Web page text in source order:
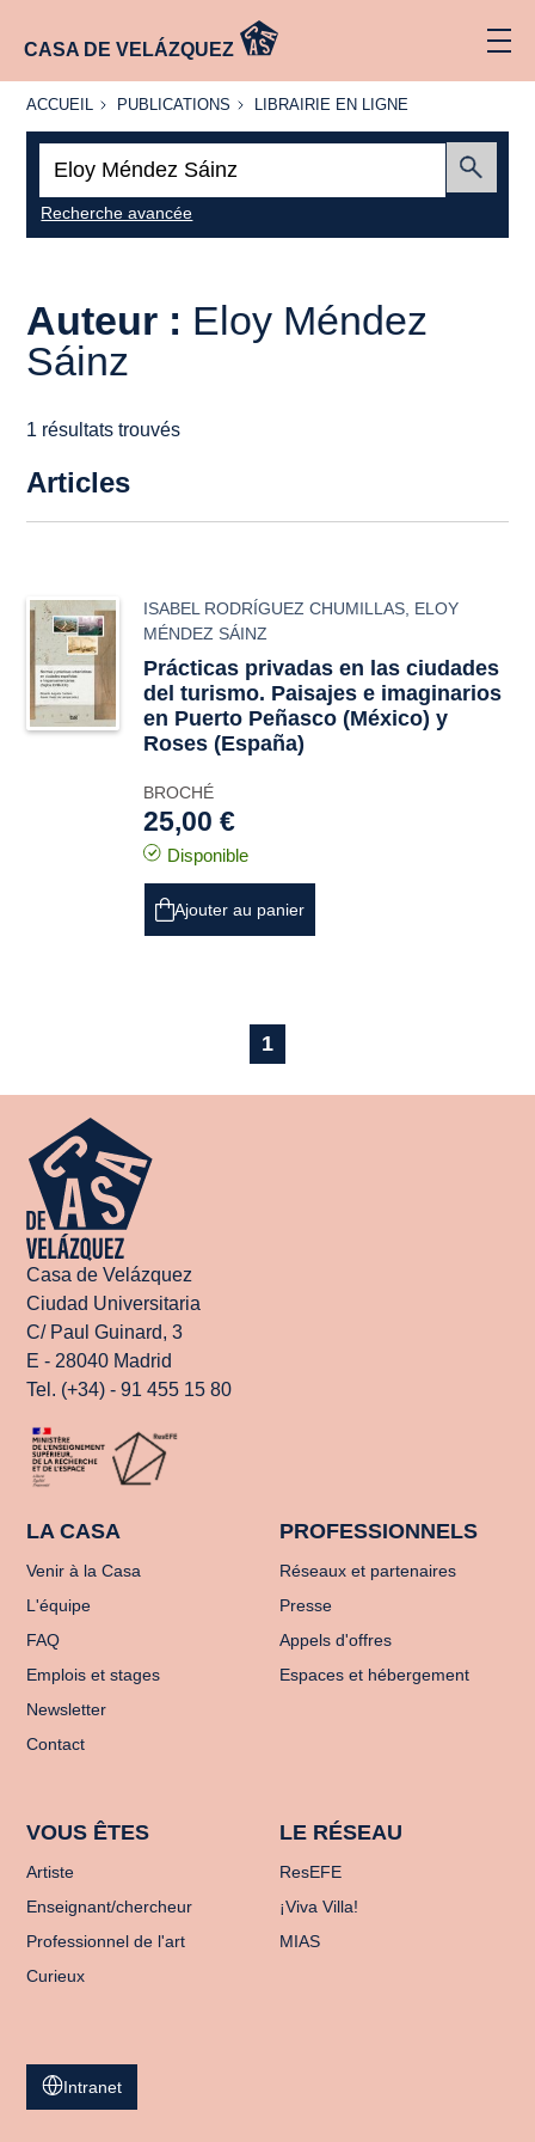
CASA DE VELÁZQUEZ
ACCUEIL
ACCUEIL PUBLICATIONS
PUBLICATIONS
LIBRAIRIE
LIBRAIRIE EN LIGNE
Recherche avancée
Auteur : Eloy Méndez
Sáinz
1 résultats trouvés
Articles
ISABEL RODRÍGUEZ CHUMILLAS ELOY
MÉNDEZ SÁINZ
Prácticas privadas en las ciudades
del turismo. Paisajes e imaginarios
en Puerto Peñasco (México) y
Roses (España)
BROCHÉ
25,00 €
Disponible
Ajouter au panier
1
Casa de Velázquez
Ciudad Universitaria
C/ Paul Guinard, 3
E - 28040 Madrid
Tel. (+34) - 91 455 15 80
LA CASA
Venir à la Casa
L'équipe
FAQ
Emplois et stages
Newsletter
Contact
PROFESSIONNELS
Réseaux et partenaires
Presse
Appels d'offres
Espaces et hébergement
VOUS ÊTES
Artiste
Enseignant/chercheur
Professionnel de l'art
Curieux
LE RÉSEAU
ResEFE
¡Viva Villa!
MIAS
Intranet